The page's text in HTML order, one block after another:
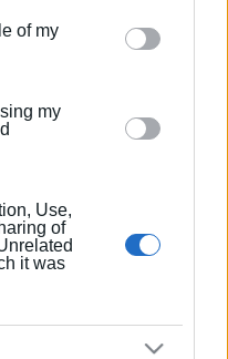
or deny consent to
use your data for
of my
my
Use,
of
it was
αγωγού «έκλεισε»
Αλεξάνδρας (video)
2020 11:44
2020 13:43
υποβιβασμός της